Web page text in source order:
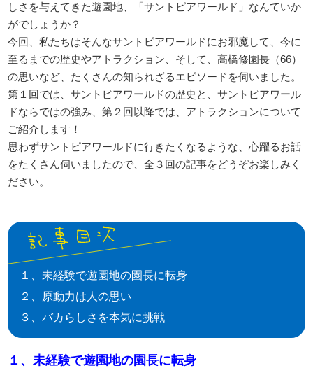
しさを与えてきた遊園地、「サントピアワールド」なんていか
がでしょうか？
今回、私たちはそんなサントピアワールドにお邪魔して、今に
至るまでの歴史やアトラクション、そして、高橋修園長（66）
の思いなど、たくさんの知られざるエピソードを伺いました。
第１回では、サントピアワールドの歴史と、サントピアワール
ドならではの強み、第２回以降では、アトラクションについて
ご紹介します！
思わずサントピアワールドに行きたくなるような、心躍るお話
をたくさん伺いましたので、全３回の記事をどうぞお楽しみく
ださい。
１、未経験で遊園地の園長に転身
２、原動力は人の思い
３、バカらしさを本気に挑戦
１、未経験で遊園地の園長に転身